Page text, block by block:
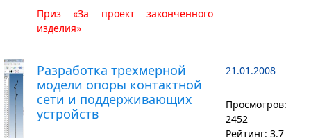
Приз «За проект законченного
изделия»
Разработка трехмерной
модели опоры контактной
сети и поддерживающих
устройств
21.01.2008
Просмотров:
2452
Рейтинг: 3.7